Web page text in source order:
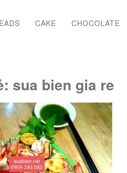
CAKE CHOCOLATE
sua bien gia re